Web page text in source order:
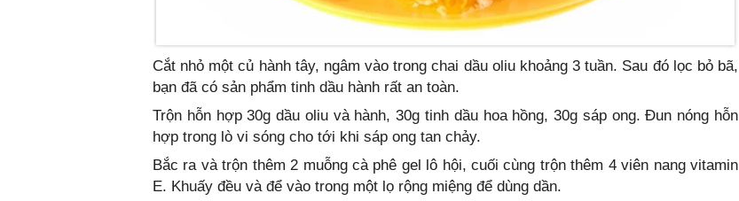
Cắt nhỏ một củ hành tây, ngâm vào trong chai dầu oliu khoảng 3 tuần. Sau đó lọc bỏ bã,
bạn đã có sản phẩm tinh dầu hành rất an toàn.
Trộn hỗn hợp 30g dầu oliu và hành, 30g tinh dầu hoa hồng, 30g sáp ong. Đun nóng hỗn
hợp trong lò vi sóng cho tới khi sáp ong tan chảy.
Bắc ra và trộn thêm 2 muỗng cà phê gel lô hội, cuối cùng trộn thêm 4 viên nang vitamin
E. Khuấy đều và để vào trong một lọ rộng miệng để dùng dần.